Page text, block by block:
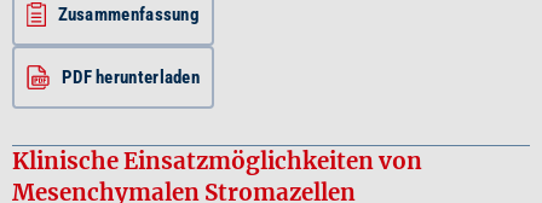
Zusammenfassung
PDF herunterladen
Klinische Einsatzmöglichkeiten von
Mesenchymalen Stromazellen